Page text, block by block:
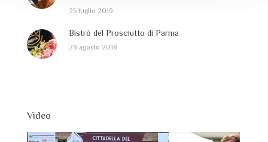
25 luglio 2019
Bistrò del Prosciutto di Parma
29 agosto 2018
Video